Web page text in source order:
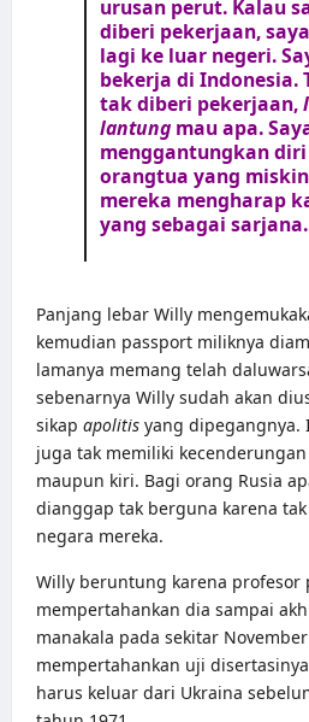
urusan perut. Kalau
diberi pekerjaan,
lagi ke luar negeri.
bekerja di Indonesia.
tak diberi pekerjaan,
lantungmau apa.
menggantungkan
orangtua yang
mereka mengharap
yang sebagai
Panjang lebar Willy
kemudian passport miliknya
lamanya memang telah
sebenarnya Willy sudah akan
sikap apolitis yang dipegangnya.
juga tak memiliki
maupun kiri. Bagi orang Rusia
dianggap tak berguna karena
negara mereka.
Willy beruntung karena profesor
mempertahankan dia sampai
manakala pada sekitar
mempertahankan uji
harus keluar dari Ukraina